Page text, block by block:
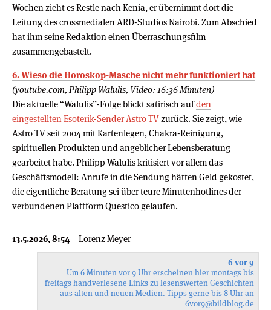
Wochen zieht es Restle nach Kenia, er übernimmt dort die
Leitung des crossmedialen ARD-Studios Nairobi. Zum Abschied
hat ihm seine Redaktion einen Überraschungsfilm
zusammengebastelt.
6. Wieso die Horoskop-Masche nicht mehr funktioniert hat
(youtube.com, Philipp Walulis, Video: 16:36 Minuten)
Die aktuelle “Walulis”-Folge blickt satirisch aufden
eingestellten Esoterik-Sender Astro TVzurück. Sie zeigt, wie
Astro TV seit 2004 mit Kartenlegen, Chakra-Reinigung,
spirituellen Produkten und angeblicher Lebensberatung
gearbeitet habe. Philipp Walulis kritisiert vor allem das
Geschäftsmodell: Anrufe in die Sendung hätten Geld gekostet,
die eigentliche Beratung sei über teure Minutenhotlines der
verbundenen Plattform Questico gelaufen.
13.5.2026, 8:54 Lorenz Meyer
6 vor 9
Um 6 Minuten vor 9 Uhr erscheinen hier montags bis
freitags handverlesene Links zu lesenswerten Geschichten
aus alten und neuen Medien. Tipps gerne bis 8 Uhr an
6vor9@bildblog.de